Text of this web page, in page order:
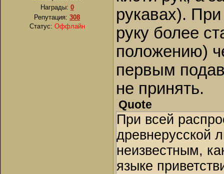
Награды: 0
Репутация: 308
Статус: Оффлайн
рукавах).
руку более
положению)
первым
не принять.
Quote
При всей
древнерусской
неизвестным,
языке